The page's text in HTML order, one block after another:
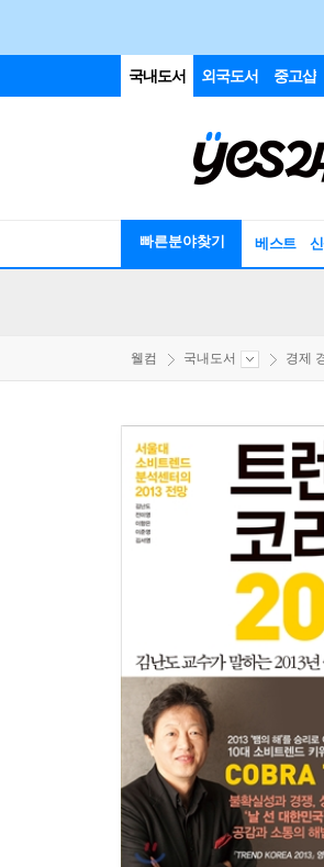
국내도서 외국도서 중고샵
빠른분야찾기 베스트
웰컴 국내도서 경제